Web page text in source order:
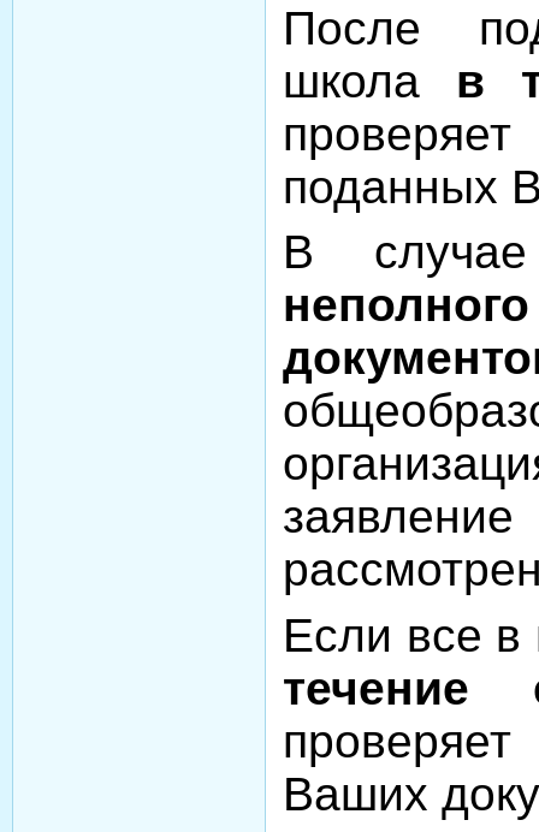
После
школа в
поданных
В случае
Если все
Ваших